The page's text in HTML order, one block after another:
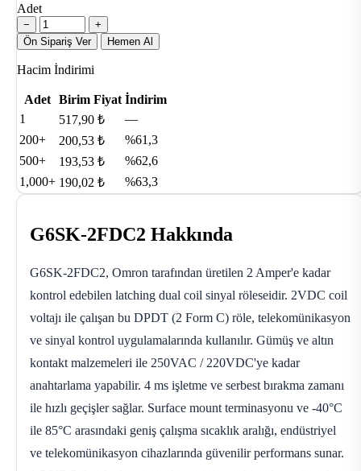
Adet
−
+
Ön Sipariş Ver
Hemen Al
Hacim İndirimi
Adet Birim Fiyat İndirim
1
517,90 ₺
—
200+
200,53 ₺
%61,3
500+
193,53 ₺
%62,6
1,000+ 190,02 ₺ %63,3
G6SK-2FDC2 Hakkında
G6SK-2FDC2, Omron tarafından üretilen 2 Amper'e kadar
kontrol edebilen latching dual coil sinyal röleseidir. 2VDC coil
voltajı ile çalışan bu DPDT (2 Form C) röle, telekomünikasyon
ve sinyal kontrol uygulamalarında kullanılır. Gümüş ve altın
kontakt malzemeleri ile 250VAC / 220VDC'ye kadar
anahtarlama yapabilir. 4 ms işletme ve serbest bırakma zamanı
ile hızlı geçişler sağlar. Surface mount terminasyonu ve -40°C
ile 85°C arasındaki geniş çalışma sıcaklık aralığı, endüstriyel
ve telekomünikasyon cihazlarında güvenilir performans sunar.